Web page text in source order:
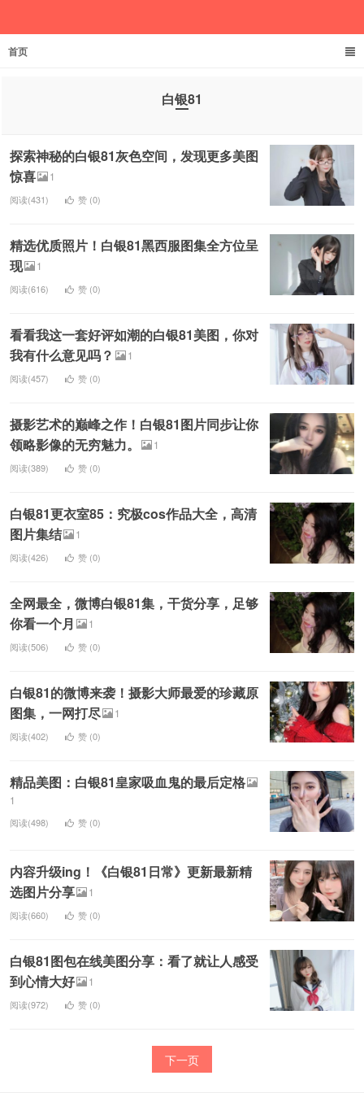
首页
白银81
探索神秘的白银81灰色空间，发现更多美图
惊喜
1
阅读(431) 赞 (0)
精选优质照片！白银81黑西服图集全方位呈
现
1
阅读(616) 赞 (0)
看看我这一套好评如潮的白银81美图，你对
我有什么意见吗？
1
阅读(457) 赞 (0)
摄影艺术的巅峰之作！白银81图片同步让你
领略影像的无穷魅力。
1
阅读(389) 赞 (0)
白银81更衣室85：究极cos作品大全，高清
图片集结
1
阅读(426) 赞 (0)
全网最全，微博白银81集，干货分享，足够
你看一个月
1
阅读(506) 赞 (0)
白银81的微博来袭！摄影大师最爱的珍藏原
图集，一网打尽
1
阅读(402) 赞 (0)
精品美图：白银81皇家吸血鬼的最后定格
1
阅读(498) 赞 (0)
内容升级ing！《白银81日常》更新最新精
选图片分享
1
阅读(660) 赞 (0)
白银81图包在线美图分享：看了就让人感受
到心情大好
1
阅读(972) 赞 (0)
下一页